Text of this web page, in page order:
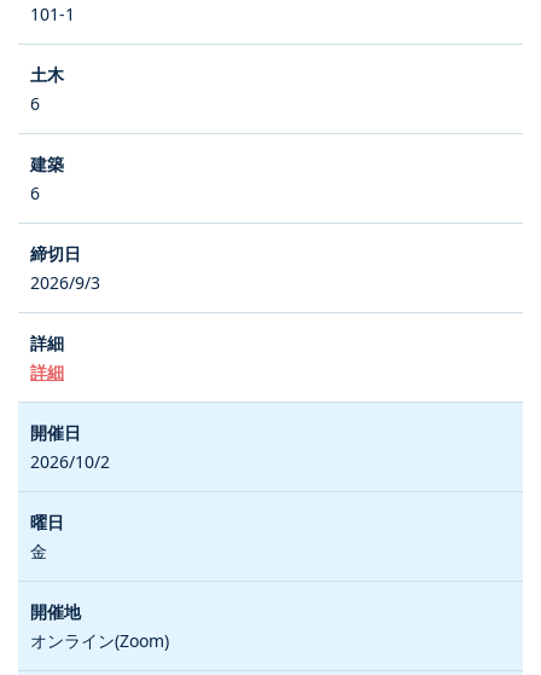
101-1
6
6
2026/9/3
詳細
2026/10/2
金
オンライン(Zoom)